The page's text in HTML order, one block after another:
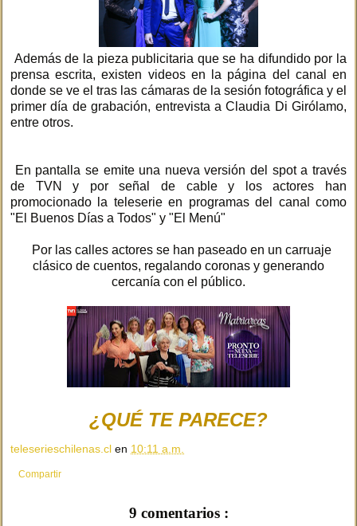
Además de la pieza publicitaria que se ha difundido por la
prensa escrita, existen videos en la página del canal en
donde se ve el tras las cámaras de la sesión fotográfica y el
primer día de grabación, entrevista a Claudia Di Girólamo,
entre otros.
En pantalla se emite una nueva versión del spot a través
de TVN y por señal de cable y los actores han
promocionado la teleserie en programas del canal como
"El Buenos Días a Todos" y "El Menú"
Por las calles actores se han paseado en un carruaje
clásico de cuentos, regalando coronas y generando
cercanía con el público.
¿QUÉ TE PARECE?
teleserieschilenas.cl en 10:11 a.m.
Compartir
9 comentarios :